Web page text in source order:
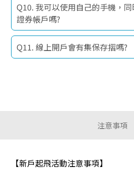
Q10. 我可以使用自己的手機，
證券帳戶嗎?
Q11. 線上開戶會有集保存摺嗎?
注意事項
【新戶起飛活動注意事項】